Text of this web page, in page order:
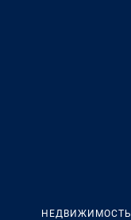
НЕДВИЖИМОСТЬ